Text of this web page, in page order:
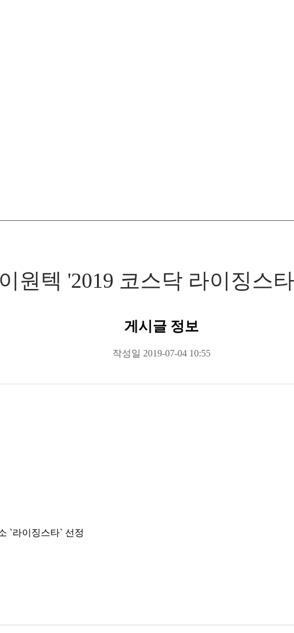
원텍 '2019 코스닥 라이징스
게시글 정보
작성일 2019-07-04 10:55
`라이징스타` 선정